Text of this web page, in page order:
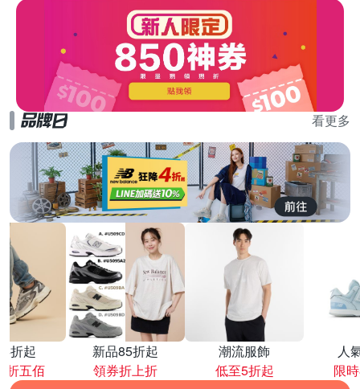
看更多
折起
折五佰
新品85折起
領券折上折
潮流服飾
低至5折起
人
限